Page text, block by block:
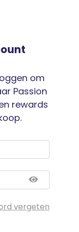
om
Passion
rewards
vergeten